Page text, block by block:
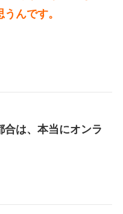
んです。
合は、本当にオンラ